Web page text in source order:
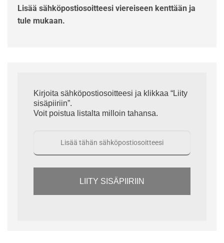
Lisää sähköpostiosoitteesi viereiseen kenttään ja
tule mukaan.
Kirjoita sähköpostiosoitteesi ja klikkaa “Liity
sisäpiiriin”.
Voit poistua listalta milloin tahansa.
LIITY SISÄPIIRIIN